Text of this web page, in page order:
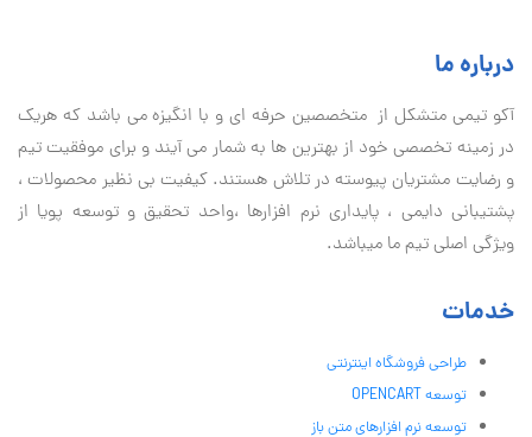
درباره ما
آكو تيمی متشکل از متخصصین حرفه ای و با انگیزه می باشد که هریک
در زمینه تخصصی خود از بهترین ها به شمار می آیند و برای موفقیت تيم
و رضایت مشتریان پیوسته در تلاش هستند. کیفیت بی نظير محصولات ،
پشتیبانی دايمی ، پایداری نرم افزارها ،واحد تحقیق و توسعه پویا از
ویژگی اصلی تیم ما میباشد.
خدمات
طراحی فروشگاه اینترنتی
توسعه OPENCART
توسعه نرم افزارهای متن باز